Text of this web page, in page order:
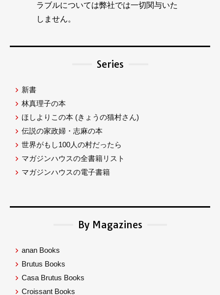
ラブルについては弊社では一切関与いた
しません。
Series
新書
林真理子の本
ほしよりこの本 (きょうの猫村さん)
伝説の家政婦・志麻の本
世界がもし100人の村だったら
マガジンハウスの全書籍リスト
マガジンハウスの電子書籍
By Magazines
anan Books
Brutus Books
Casa Brutus Books
Croissant Books